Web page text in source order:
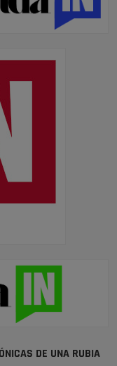
DE UNA RUBIA